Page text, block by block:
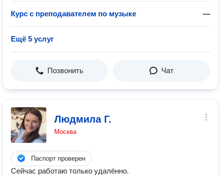
Курс с преподавателем по музыке —
Ещё 5 услуг
Позвонить Чат
Людмила Г.
Москва
Паспорт проверен
Сейчас работаю только удалённо.